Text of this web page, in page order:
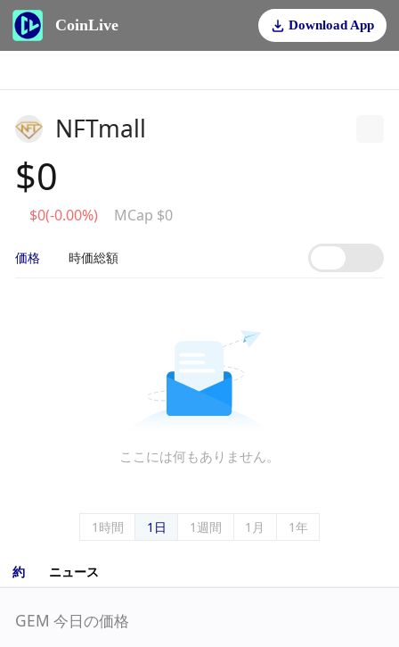
CoinLive Download App
NFTmall
$0
$0(-0.00%) MCap $0
価格 時価総額
ここには何もありません。
1時間 1日 1週間 1月 1年
約 ニュース
GEM 今日の価格